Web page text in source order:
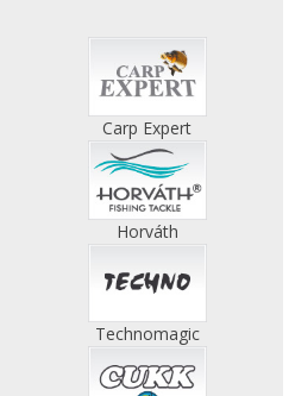
Carp Expert
Horváth
Technomagic